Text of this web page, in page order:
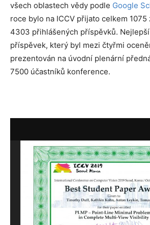
všech oblastech vědy podle Google
roce bylo na ICCV přijato celkem
4303 přihlášených příspěvků.
příspěvek, který byl mezi čtyřmi
prezentován na úvodní plenární
7500 účastníků konference.